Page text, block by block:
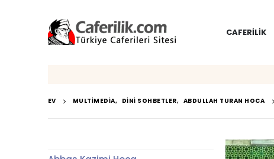
CAFERILIK
EV MULTIMEDIA, DINI SOHBETLER, ABDULLAH TURAN HOCA